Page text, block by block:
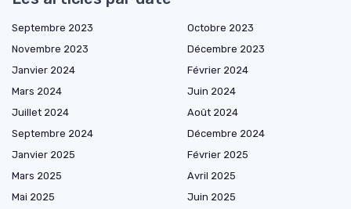
Septembre 2023
Octobre 2023
Novembre 2023
Décembre 2023
Janvier 2024
Février 2024
Mars 2024
Juin 2024
Juillet 2024
Août 2024
Septembre 2024
Décembre 2024
Janvier 2025
Février 2025
Mars 2025
Avril 2025
Mai 2025
Juin 2025